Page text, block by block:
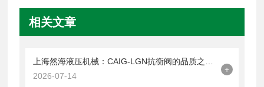
相关文章
2026-07-14
+